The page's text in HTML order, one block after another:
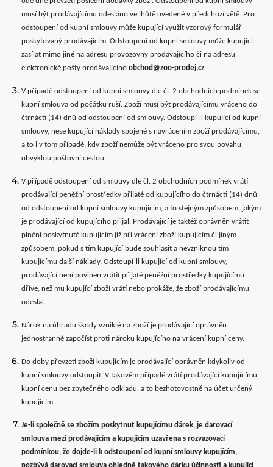
musí být prodávajícímu odesláno ve lhůtě uvedené v předchozí větě. Pro
odstoupení od kupní smlouvy může kupující využit vzorový formulář
poskytovaný prodávajícím. Odstoupení od kupní smlouvy může kupující
zasílat mimo jiné na adresu provozovny prodávajícího či na adresu
elektronické pošty prodávajícího obchod@zoo-prodej.cz.
V případě odstoupení od kupní smlouvy dle čl. 2 obchodních podmínek se
kupní smlouva od počátku ruší. Zboží musí být prodávajícímu vráceno do
čtrnácti (14) dnů od odstoupení od smlouvy. Odstoupí-li kupující od kupní
smlouvy, nese kupující náklady spojené s navrácením zboží prodávajícímu,
a to i v tom případě, kdy zboží nemůže být vráceno pro svou povahu
obvyklou poštovní cestou.
V případě odstoupení od smlouvy dle čl. 2 obchodních podmínek vrátí
prodávající peněžní prostředky přijaté od kupujícího do čtrnácti (14) dnů
od odstoupení od kupní smlouvy kupujícím, a to stejným způsobem, jakým
je prodávající od kupujícího přijal. Prodávající je taktéž oprávněn vrátit
plnění poskytnuté kupujícím již při vrácení zboží kupujícím či jiným
způsobem, pokud s tím kupující bude souhlasit a nevzniknou tím
kupujícímu další náklady. Odstoupí-li kupující od kupní smlouvy,
prodávající není povinen vrátit přijaté peněžní prostředky kupujícímu
dříve, než mu kupující zboží vrátí nebo prokáže, že zboží prodávajícímu
odeslal.
Nárok na úhradu škody vzniklé na zboží je prodávající oprávněn
jednostranně započíst proti nároku kupujícího na vrácení kupní ceny.
Do doby převzetí zboží kupujícím je prodávající oprávněn kdykoliv od
kupní smlouvy odstoupit. V takovém případě vrátí prodávající kupujícímu
kupní cenu bez zbytečného odkladu, a to bezhotovostně na účet určený
kupujícím.
Je-li společně se zbožím poskytnut kupujícímu dárek, je darovací
smlouva mezi prodávajícím a kupujícím uzavřena s rozvazovací
podmínkou, že dojde-li k odstoupení od kupní smlouvy kupujícím,